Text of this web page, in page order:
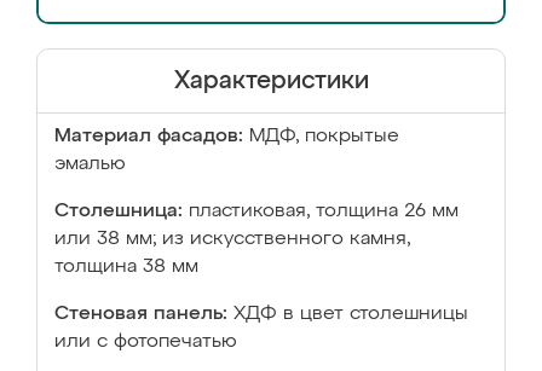
Характеристики
Материал фасадов: МДФ, покрытые
эмалью
Столешница: пластиковая, толщина 26 мм
или 38 мм; из искусственного камня,
толщина 38 мм
Стеновая панель: ХДФ в цвет столешницы
или с фотопечатью